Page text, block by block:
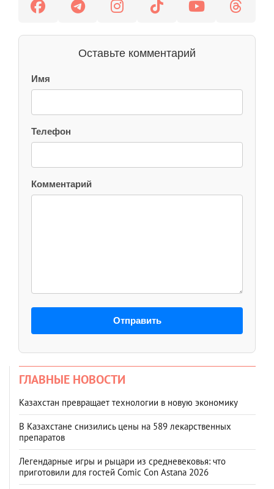
Оставьте комментарий
Имя
Телефон
Комментарий
Отправить
ГЛАВНЫЕ НОВОСТИ
Казахстан превращает технологии в новую экономику
В Казахстане снизились цены на 589 лекарственных
препаратов
Легендарные игры и рыцари из средневековья: что
приготовили для гостей Comic Con Astana 2026